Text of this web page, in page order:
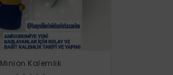
Minion Kalemlik